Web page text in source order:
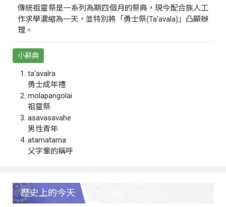
傳統祖靈祭是一系列為期四個月的祭典，現今配合族人工
作求學濃縮為一天，並特別將「勇士祭(Ta‘avala)」凸顯辦
理。
小辭典
ta‘avalra
勇士成年禮
molapangolai
祖靈祭
asavasavahe
男性青年
atamatama
父字輩的稱呼
歷史上的今天